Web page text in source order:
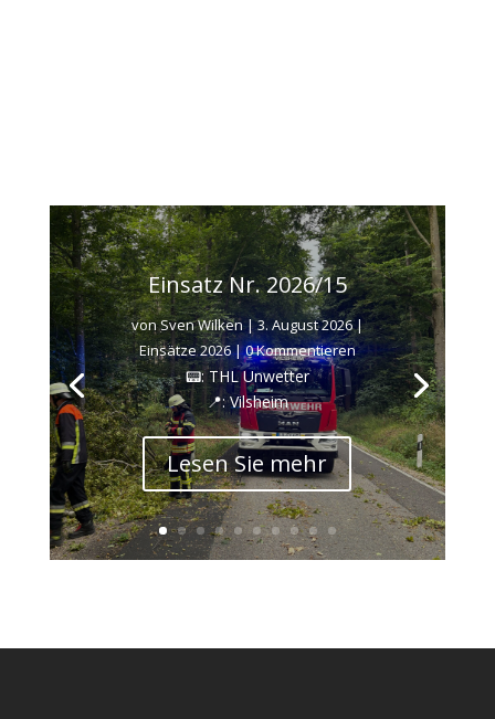
Einsatz Nr. 2026/15
vonSven Wilken|3. August 2026|
Einsätze 2026| 0 Kommentieren
📟: THL Unwetter
📍: Vilsheim
Lesen Sie mehr